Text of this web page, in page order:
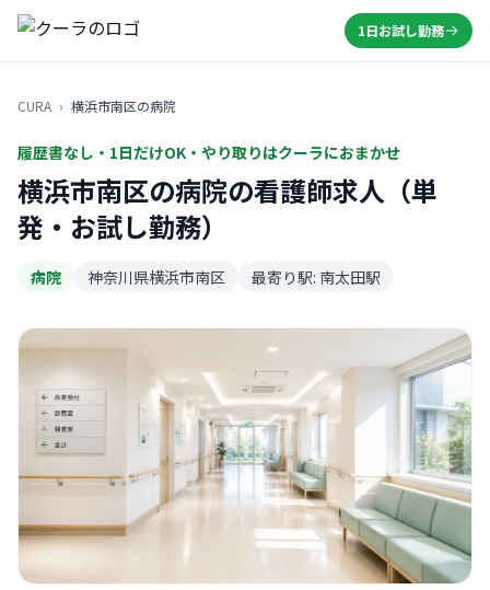
1日お試し勤務
CURA › 横浜市南区の病院
履歴書なし・1日だけOK・やり取りはクーラにおまかせ
横浜市南区の病院の看護師求人（単
発・お試し勤務）
病院 神奈川県横浜市南区 最寄り駅: 南太田駅